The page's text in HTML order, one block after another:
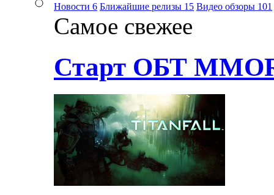
Новости 6 Ближайшие релизы 15 Видео обзоры 101
Самое свежее
Старт ОБТ